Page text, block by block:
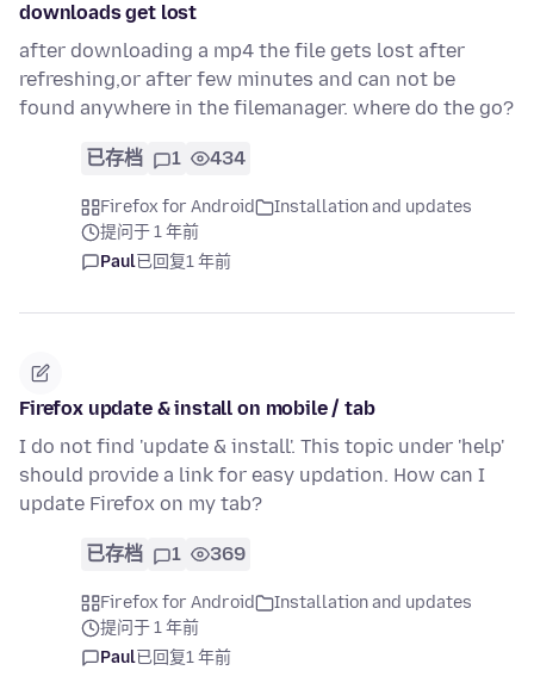
downloads get lost
after downloading a mp4 the file gets lost after
refreshing,or after few minutes and can not be
found anywhere in the filemanager. where do the go?
已存档 1 434
Firefox for Android
Installation and updates
提问于 1 年前
Paul已回复1 年前
Firefox update & install on mobile / tab
I do not find 'update & install'. This topic under 'help'
should provide a link for easy updation. How can I
update Firefox on my tab?
已存档 1 369
Firefox for Android
Installation and updates
提问于 1 年前
Paul已回复1 年前